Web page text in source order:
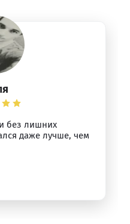
без лишних
даже лучше, чем